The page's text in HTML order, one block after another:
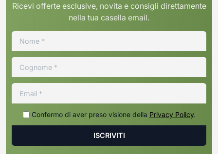
Ricevi offerte esclusive, novita e consigli direttamente
nella tua casella email.
Confermo di aver preso visione della Privacy Policy.